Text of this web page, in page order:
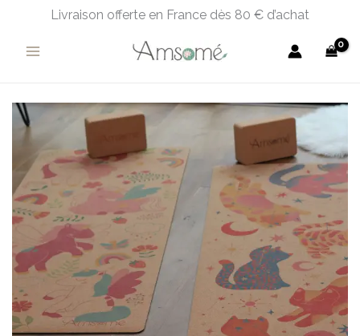
contenu
Livraison offerte en France dès 80 € d’achat